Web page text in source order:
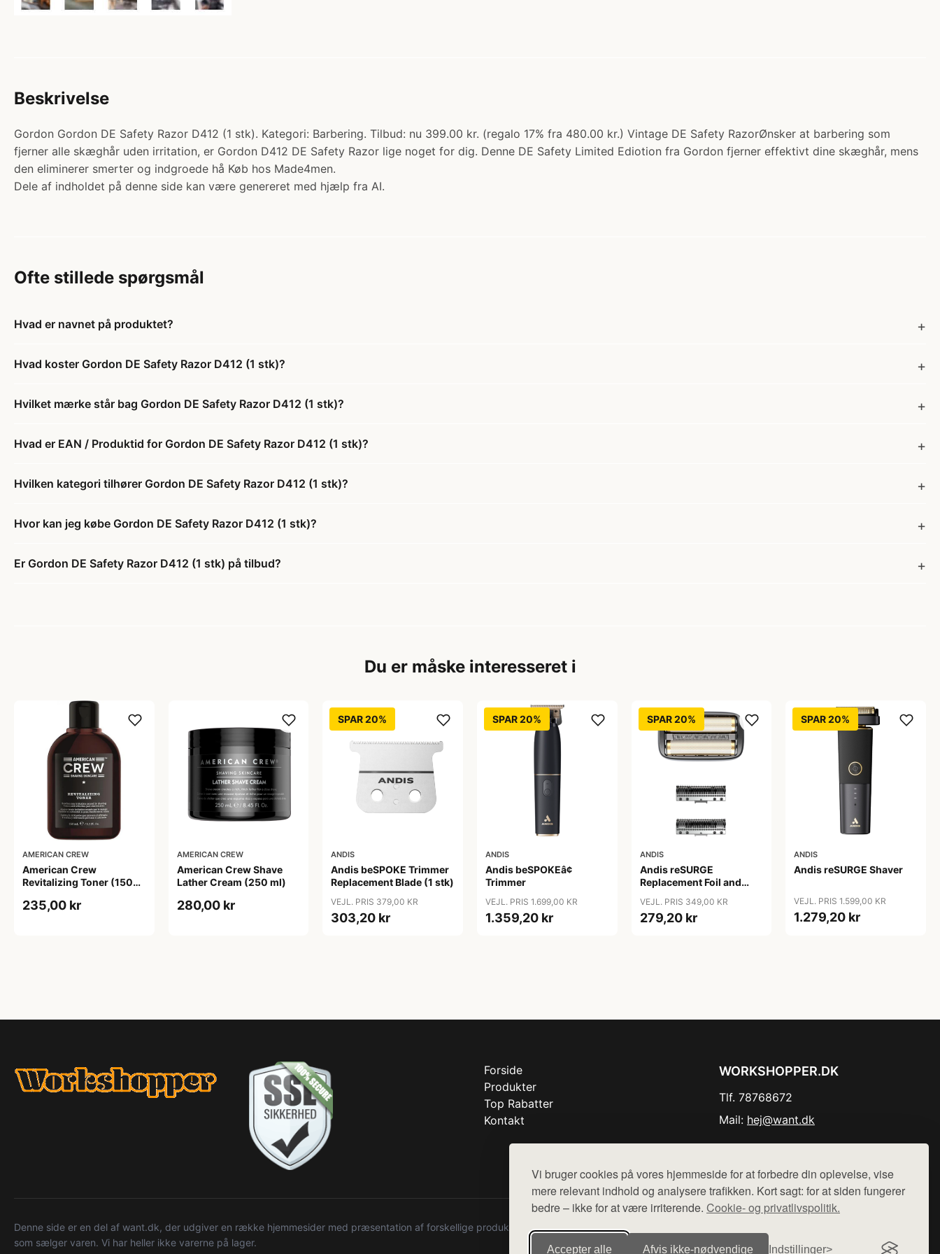
Vi bruger cookies på vores hjemmeside for at forbedre din oplevelse, vise
mere relevant indhold og analysere trafikken. Kort sagt: for at siden fungerer
bedre – ikke for at være irriterende. Cookie- og privatlivspolitik.
Accepter alle Afvis ikke‑nødvendige Indstillinger
Beskrivelse
Gordon Gordon DE Safety Razor D412 (1 stk). Kategori: Barbering. Tilbud: nu 399.00 kr. (regalo 17% fra 480.00 kr.) Vintage DE Safety RazorØnsker at barbering som
fjerner alle skæghår uden irritation, er Gordon D412 DE Safety Razor lige noget for dig. Denne DE Safety Limited Ediotion fra Gordon fjerner effektivt dine skæghår, mens
den eliminerer smerter og indgroede hå Køb hos Made4men.
Dele af indholdet på denne side kan være genereret med hjælp fra AI.
Ofte stillede spørgsmål
Hvad er navnet på produktet?
Hvad koster Gordon DE Safety Razor D412 (1 stk)?
Hvilket mærke står bag Gordon DE Safety Razor D412 (1 stk)?
Hvad er EAN / Produktid for Gordon DE Safety Razor D412 (1 stk)?
Hvilken kategori tilhører Gordon DE Safety Razor D412 (1 stk)?
Hvor kan jeg købe Gordon DE Safety Razor D412 (1 stk)?
Er Gordon DE Safety Razor D412 (1 stk) på tilbud?
Du er måske interesseret i
AMERICAN CREW
American Crew
Revitalizing Toner (150
235,00 kr
AMERICAN CREW
American Crew Shave
Lather Cream (250 ml)
280,00 kr
SPAR 20%
ANDIS
Andis beSPOKE Trimmer
Replacement Blade (1 stk)
VEJL. PRIS 379,00 KR
303,20 kr
SPAR 20%
ANDIS
Andis beSPOKEâ¢
Trimmer
VEJL. PRIS 1.699,00 KR
1.359,20 kr
SPAR 20%
ANDIS
Andis reSURGE
Replacement Foil and
VEJL. PRIS 349,00 KR
279,20 kr
SPAR 20%
ANDIS
Andis reSURGE Shaver
VEJL. PRIS 1.599,00 KR
1.279,20 kr
Forside
Produkter
Top Rabatter
Kontakt
WORKSHOPPER.DK
Tlf. 78768672
Mail: hej@want.dk
Denne side er en del af want.dk, der udgiver en række hjemmesider med præsentation af forskellige produkter fra diverse webshops. Der sælges ikke varer fra denne side - vi henviser til de shops,
som sælger varen. Vi har heller ikke varerne på lager.